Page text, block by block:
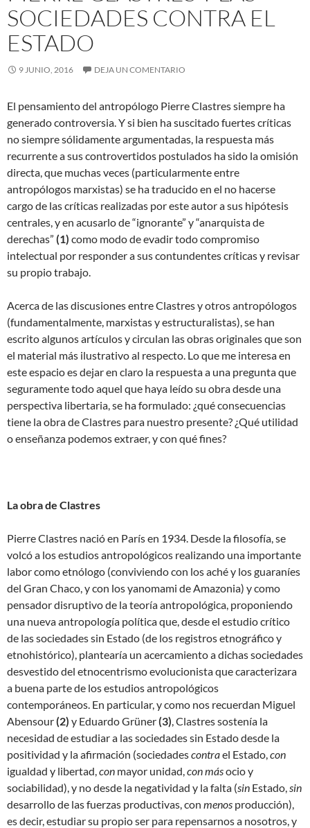
SOCIEDADES CONTRA EL
ESTADO
9 JUNIO, 2016 DEJA UN COMENTARIO
El pensamiento del antropólogo Pierre Clastres siempre ha
generado controversia. Y si bien ha suscitado fuertes críticas
no siempre sólidamente argumentadas, la respuesta más
recurrente a sus controvertidos postulados ha sido la omisión
directa, que muchas veces (particularmente entre
antropólogos marxistas) se ha traducido en el no hacerse
cargo de las críticas realizadas por esteautor a sus hipótesis
centrales, y en acusarlo de “ignorante” y “anarquista de
derechas” (1) como modo de evadir todo compromiso
intelectual por responder a sus contundentes críticas y revisar
su propio trabajo.
Acerca de las discusiones entre Clastres y otros antropólogos
(fundamentalmente, marxistas y estructuralistas), se han
escrito algunos artículos y circulan las obras originales que son
el material más ilustrativo al respecto. Lo que me interesa en
este espacio es dejar en claro la respuesta a una pregunta que
seguramente todo aquel que haya leído su obra desde una
perspectiva libertaria, se ha formulado: ¿qué consecuencias
tiene la obra de Clastres para nuestro presente? ¿Qué utilidad
o enseñanza podemos extraer, y con qué fines?
La obra de Clastres
Pierre Clastres nació en París en 1934. Desde la filosofía, se
volcó a los estudios antropológicos realizando una importante
labor como etnólogo (conviviendo con los aché y los guaraníes
del Gran Chaco, y con los yanomami de Amazonia) y como
pensador disruptivo de la teoría antropológica, proponiendo
una nueva antropología política que, desde el estudio crítico
de las sociedades sin Estado (de los registros etnográfico y
etnohistórico), plantearía un acercamiento a dichas sociedades
desvestido del etnocentrismo evolucionista que caracterizara
a buena parte de los estudios antropológicos
contemporáneos. En particular, y como nos recuerdan Miguel
Abensour(2) y Eduardo Grüner(3), Clastres sostenía la
necesidad de estudiar a las sociedades sin Estado desde la
positividad y la afirmación (sociedadescontrael Estado,con
igualdad y libertad,con mayor unidad,con másocio y
sociabilidad), y no desde la negatividad y la falta (sin Estado,sin
desarrollo de las fuerzas productivas, con menos producción),
es decir, estudiar su propio ser para repensarnos a nosotros, y